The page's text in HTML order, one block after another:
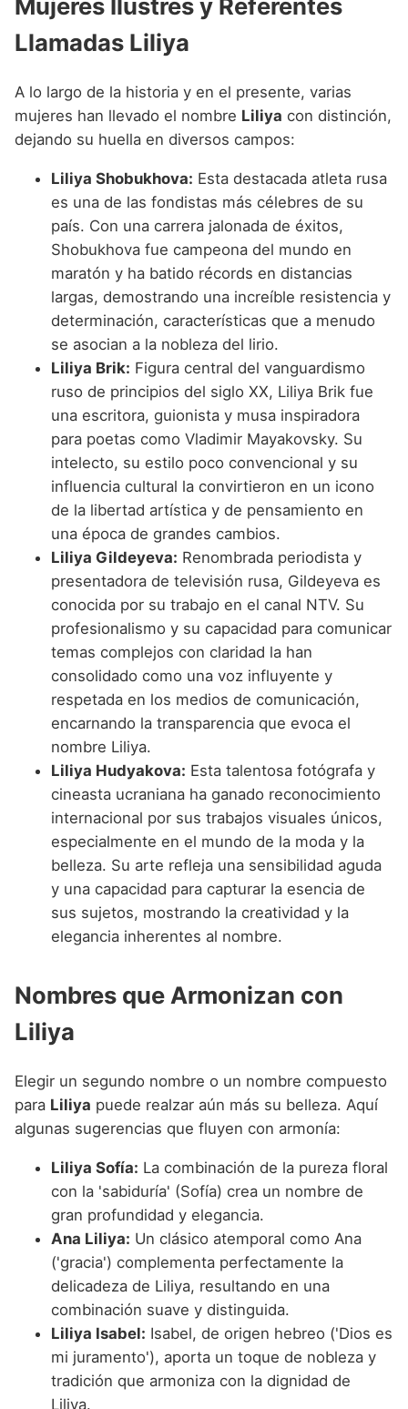
Mujeres Ilustres y Referentes
Llamadas Liliya
A lo largo de la historia y en el presente, varias
mujeres han llevado el nombre Liliya con distinción,
dejando su huella en diversos campos:
Liliya Shobukhova: Esta destacada atleta rusa
es una de las fondistas más célebres de su
país. Con una carrera jalonada de éxitos,
Shobukhova fue campeona del mundo en
maratón y ha batido récords en distancias
largas, demostrando una increíble resistencia y
determinación, características que a menudo
se asocian a la nobleza del lirio.
Liliya Brik: Figura central del vanguardismo
ruso de principios del siglo XX, Liliya Brik fue
una escritora, guionista y musa inspiradora
para poetas como Vladimir Mayakovsky. Su
intelecto, su estilo poco convencional y su
influencia cultural la convirtieron en un icono
de la libertad artística y de pensamiento en
una época de grandes cambios.
Liliya Gildeyeva: Renombrada periodista y
presentadora de televisión rusa, Gildeyeva es
conocida por su trabajo en el canal NTV. Su
profesionalismo y su capacidad para comunicar
temas complejos con claridad la han
consolidado como una voz influyente y
respetada en los medios de comunicación,
encarnando la transparencia que evoca el
nombre Liliya.
Liliya Hudyakova: Esta talentosa fotógrafa y
cineasta ucraniana ha ganado reconocimiento
internacional por sus trabajos visuales únicos,
especialmente en el mundo de la moda y la
belleza. Su arte refleja una sensibilidad aguda
y una capacidad para capturar la esencia de
sus sujetos, mostrando la creatividad y la
elegancia inherentes al nombre.
Nombres que Armonizan con
Liliya
Elegir un segundo nombre o un nombre compuesto
para Liliya puede realzar aún más su belleza. Aquí
algunas sugerencias que fluyen con armonía:
Liliya Sofía: La combinación de la pureza floral
con la 'sabiduría' (Sofía) crea un nombre de
gran profundidad y elegancia.
Ana Liliya: Un clásico atemporal como Ana
('gracia') complementa perfectamente la
delicadeza de Liliya, resultando en una
combinación suave y distinguida.
Liliya Isabel: Isabel, de origen hebreo ('Dios es
mi juramento'), aporta un toque de nobleza y
tradición que armoniza con la dignidad de
Liliya.